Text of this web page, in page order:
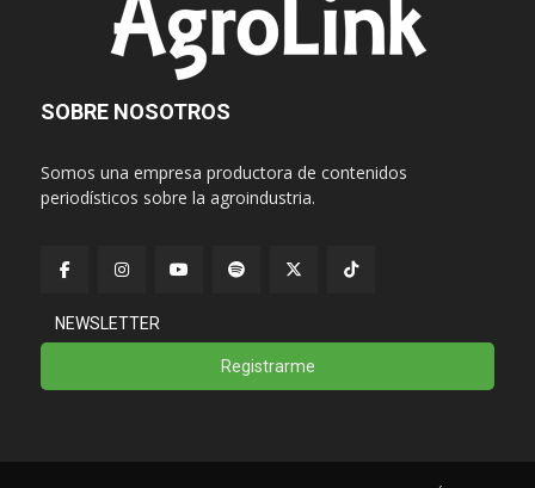
SOBRE NOSOTROS
Somos una empresa productora de contenidos
periodísticos sobre la agroindustria.
NEWSLETTER
Registrarme